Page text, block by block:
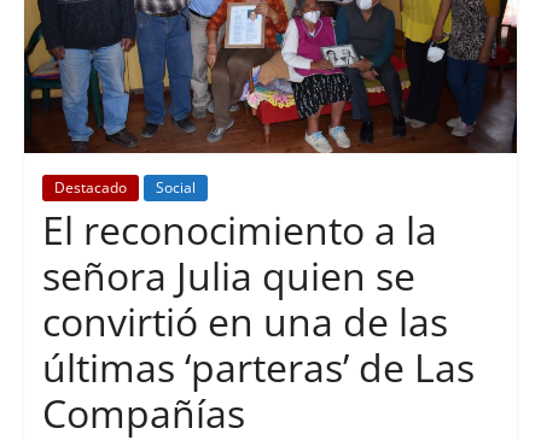
Destacado Social
El reconocimiento a la
señora Julia quien se
convirtió en una de las
últimas ‘parteras’ de Las
Compañías